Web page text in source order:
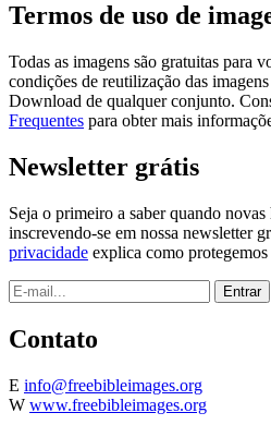
Termos de uso de
Todas as imagens são gratuitas para
condições de reutilização das
Download de qualquer conjunto.
Frequentes para obter mais
Newsletter grátis
Seja o primeiro a saber quando
inscrevendo-se em nossa newsletter
privacidade explica como protegemos
Contato
E info@freebibleimages.org
W www.freebibleimages.org